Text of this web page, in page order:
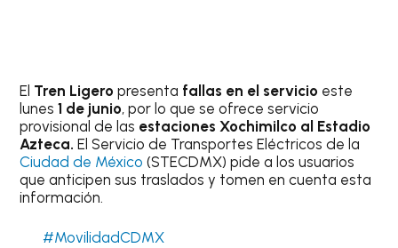
El Tren Ligeropresenta fallas en el servicio este
lunes1 de junio, por lo que se ofrece servicio
provisional de las estaciones Xochimilco al Estadio
Azteca. El Servicio de Transportes Eléctricos de la
Ciudad de México (STECDMX) pide a los usuarios
que anticipen sus traslados y tomen en cuenta esta
información.
#MovilidadCDMX